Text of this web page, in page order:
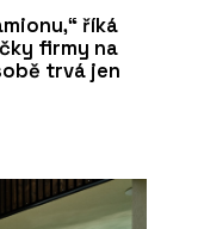
říká
firmy na
trvá jen